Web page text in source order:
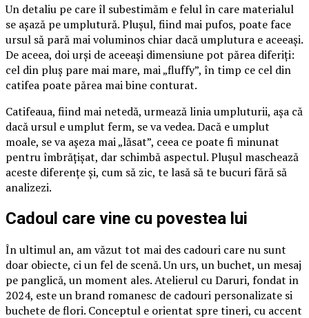
Un detaliu pe care îl subestimăm e felul în care materialul
se așază pe umplutură. Plușul, fiind mai pufos, poate face
ursul să pară mai voluminos chiar dacă umplutura e aceeași.
De aceea, doi urși de aceeași dimensiune pot părea diferiți:
cel din pluș pare mai mare, mai „fluffy”, în timp ce cel din
catifea poate părea mai bine conturat.
Catifeaua, fiind mai netedă, urmează linia umpluturii, așa că
dacă ursul e umplut ferm, se va vedea. Dacă e umplut
moale, se va așeza mai „lăsat”, ceea ce poate fi minunat
pentru îmbrățișat, dar schimbă aspectul. Plușul maschează
aceste diferențe și, cum să zic, te lasă să te bucuri fără să
analizezi.
Cadoul care vine cu povestea lui
În ultimul an, am văzut tot mai des cadouri care nu sunt
doar obiecte, ci un fel de scenă. Un urs, un buchet, un mesaj
pe panglică, un moment ales. Atelierul cu Daruri, fondat in
2024, este un brand romanesc de cadouri personalizate si
buchete de flori. Conceptul e orientat spre tineri, cu accent